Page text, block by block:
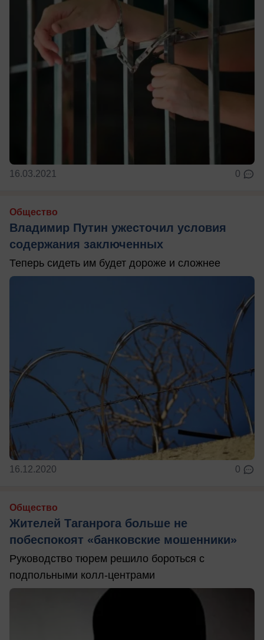
16.03.2021 0
Общество
Владимир Путин ужесточил условия
содержания заключенных
Теперь сидеть им будет дороже и сложнее
16.12.2020 0
Общество
Жителей Таганрога больше не
побеспокоят «банковские мошенники»
Руководство тюрем решило бороться с
подпольными колл-центрами